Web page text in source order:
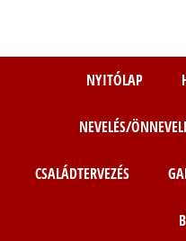
NYITÓLAP
NEVELÉS/
CSALÁDTERVEZÉS